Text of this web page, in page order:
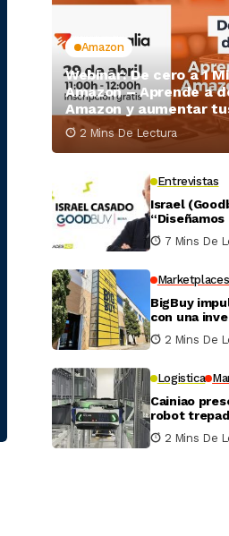
Amazon
Webinar: De cero a 1
Amazon – Aprende a
Amazon y aumentar
2 Mins De Lectura
Entrevistas
Israel
el lado real
online”
7 Mins De
Marketplaces
BigBuy
con una
de 4 millones
2 Mins De
Logistica
Cainiao
robot
eficiencia
y recogida
2 Mins De